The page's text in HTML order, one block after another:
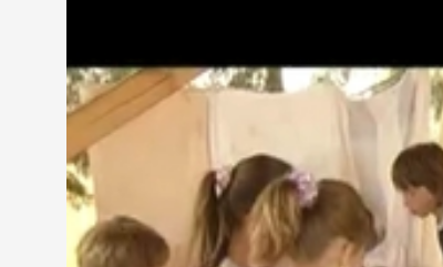
Pintér Kende
Az árkot, a falakat csináltam, és segítettem
Kis emberek nagy lovon tehetik próbára
foci, az itt füves területen rúghatja a bőrt. A
tartanak. Sok mindent kipróbálhatnak a